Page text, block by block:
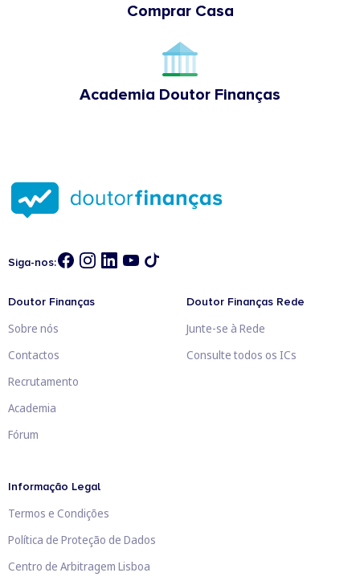
Comprar Casa
Academia Doutor Finanças
Siga-nos:
Doutor Finanças
Sobre nós
Contactos
Recrutamento
Academia
Fórum
Doutor Finanças Rede
Junte-se à Rede
Consulte todos os ICs
Informação Legal
Termos e Condições
Política de Proteção de Dados
Centro de Arbitragem Lisboa